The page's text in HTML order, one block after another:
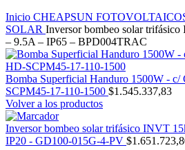
Inicio CHEAPSUN
SOLAR Inversor bombeo solar
– 9.5A – IP65 – BPD004TRAC
Bomba Superficial Handuro 1500W -
SCPM45-17-110-1500 $1.545.337,83
Volver a los productos
Inversor bombeo solar trifásico INVT
IP20 - GD100-015G-4-PV $